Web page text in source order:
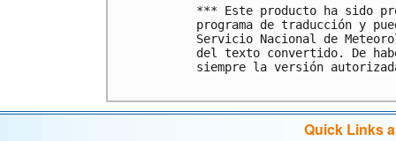
*** Este producto ha sido
programa de traducción y
Servicio Nacional de
del texto convertido. De
siempre la versión
Quick Links